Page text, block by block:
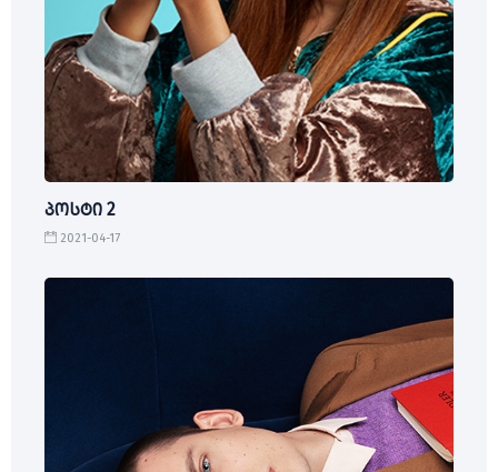
პოსტი 2
2021-04-17